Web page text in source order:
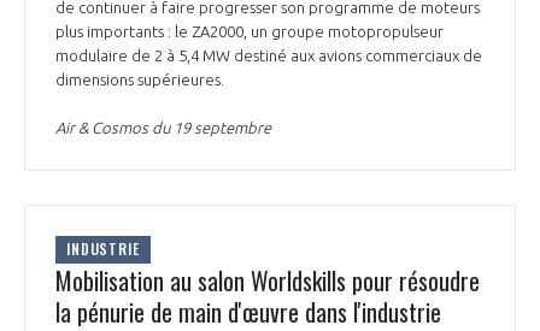
ENVIRONNEMENT
INTERNATIONALISATION
RAPPORTS D'ACTIVITÉS
de continuer à faire progresser son programme de moteurs
plus importants : le ZA2000, un groupe motopropulseur
modulaire de 2 à 5,4 MW destiné aux avions commerciaux de
dimensions supérieures.
Air & Cosmos du 19 septembre
INDUSTRIE
Mobilisation au salon Worldskills pour résoudre
la pénurie de main d'œuvre dans l'industrie